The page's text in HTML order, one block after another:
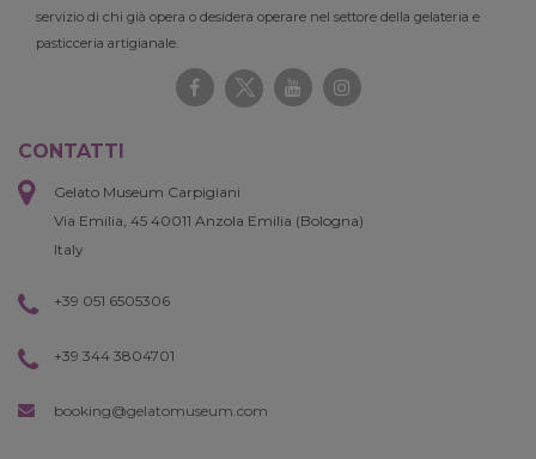
servizio di chi già opera o desidera operare nel settore della gelateria e
pasticceria artigianale.
CONTATTI
Gelato Museum Carpigiani
Via Emilia, 45 40011 Anzola Emilia (Bologna)
Italy
+39 051 6505306
+39 344 3804701
booking@gelatomuseum.com